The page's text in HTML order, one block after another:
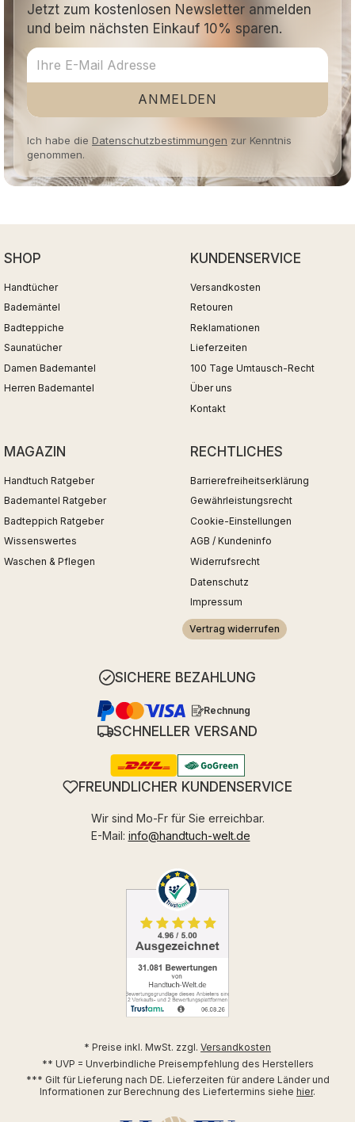
Jetzt zum kostenlosen Newsletter anmelden
und beim nächsten Einkauf 10% sparen.
ANMELDEN
Ich habe die Datenschutzbestimmungen zur Kenntnis
genommen.
SHOP
Handtücher
Bademäntel
Badteppiche
Saunatücher
Damen Bademantel
Herren Bademantel
KUNDENSERVICE
Versandkosten
Retouren
Reklamationen
Lieferzeiten
100 Tage Umtausch-Recht
Über uns
Kontakt
MAGAZIN
Handtuch Ratgeber
Bademantel Ratgeber
Badteppich Ratgeber
Wissenswertes
Waschen & Pflegen
RECHTLICHES
Barrierefreiheitserklärung
Gewährleistungsrecht
Cookie-Einstellungen
AGB / Kundeninfo
Widerrufsrecht
Datenschutz
Impressum
Vertrag widerrufen
SICHERE BEZAHLUNG
Rechnung
SCHNELLER VERSAND
FREUNDLICHER KUNDENSERVICE
Wir sind Mo-Fr für Sie erreichbar.
E-Mail: info@handtuch-welt.de
* Preise inkl. MwSt. zzgl. Versandkosten
** UVP = Unverbindliche Preisempfehlung des Herstellers
*** Gilt für Lieferung nach DE. Lieferzeiten für andere Länder und
Informationen zur Berechnung des Liefertermins siehe hier.